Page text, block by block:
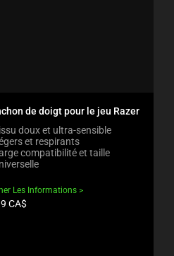
de doigt pour le jeu Razer
doux et ultra-sensible
et respirants
compatibilité et taille
Les Informations
CA$